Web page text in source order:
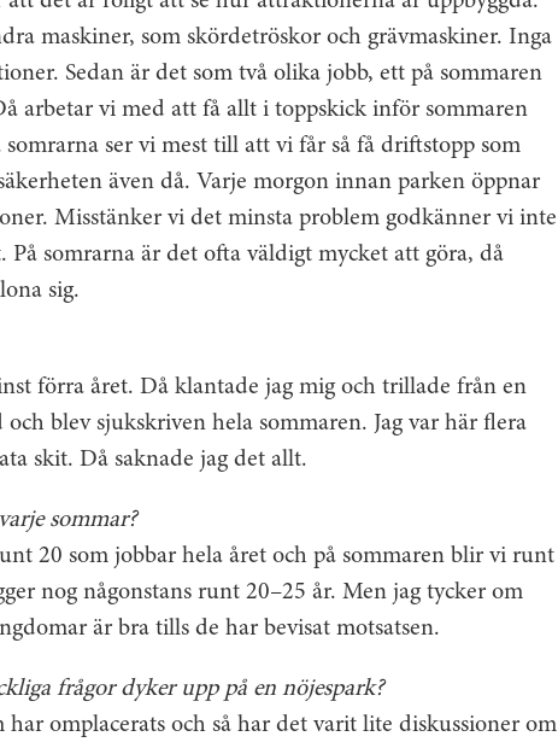
maskiner, som skördetröskor och grävmaskiner. Inga
Sedan är det som två olika jobb, ett på sommaren
arbetar vi med att få allt i toppskick inför sommaren
ser vi mest till att vi får så få driftstopp som
även då. Varje morgon innan parken öppnar
Misstänker vi det minsta problem godkänner vi inte
somrarna är det ofta väldigt mycket att göra, då
sig.
förra året. Då klantade jag mig och trillade från en
och blev sjukskriven hela sommaren. Jag var här flera
skit. Då saknade jag det allt.
sommar?
20 som jobbar hela året och på sommaren blir vi runt
nog någonstans runt 20–25 år. Men jag tycker om
är bra tills de har bevisat motsatsen.
frågor dyker upp på en nöjespark?
har omplacerats och så har det varit lite diskussioner om